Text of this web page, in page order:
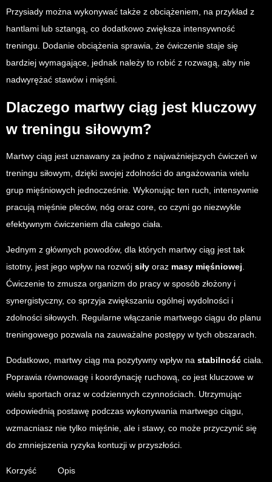
Przysiady można wykonywać także z obciążeniem, na przykład z
hantlami lub sztangą, co dodatkowo zwiększa intensywność
treningu. Dodanie obciążenia sprawia, że ćwiczenie staje się
bardziej wymagające, jednak należy to robić z rozwagą, aby nie
nadwyrężać stawów i mięśni.
Dlaczego martwy ciąg jest kluczowy
w treningu siłowym?
Martwy ciąg jest uznawany za jedno z najważniejszych ćwiczeń w
treningu siłowym, dzięki swojej zdolności do angażowania wielu
grup mięśniowych jednocześnie. Wykonując ten ruch, intensywnie
pracują mięśnie pleców, nóg oraz core, co czyni go niezwykle
efektywnym ćwiczeniem dla całego ciała.
Jednym z głównych powodów, dla których martwy ciąg jest tak
istotny, jest jego wpływ na rozwój siły oraz masy mięśniowej
Ćwiczenie to zmusza organizm do pracy w sposób złożony i
synergistyczny, co sprzyja zwiększaniu ogólnej wydolności i
zdolności siłowych. Regularne włączanie martwego ciągu do planu
treningowego pozwala na zauważalne postępy w tych obszarach.
Dodatkowo, martwy ciąg ma pozytywny wpływ na stabilność ciała.
Poprawia równowagę i koordynację ruchową, co jest kluczowe w
wielu sportach oraz w codziennych czynnościach. Utrzymując
odpowiednią postawę podczas wykonywania martwego ciągu,
wzmacniasz nie tylko mięśnie, ale i stawy, co może przyczynić się
do zmniejszenia ryzyka kontuzji w przyszłości.
Korzyść Opis